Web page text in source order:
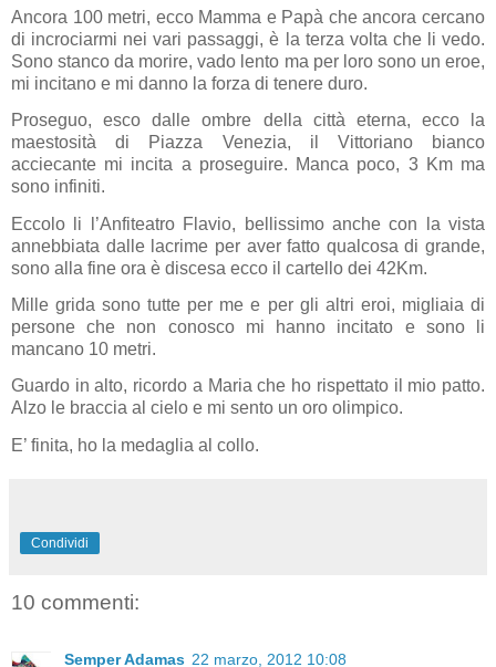
Ancora 100 metri, ecco Mamma e Papà che ancora cercano
di incrociarmi nei vari passaggi, è la terza volta che li vedo.
Sono stanco da morire, vado lento ma per loro sono un eroe,
mi incitano e mi danno la forza di tenere duro.
Proseguo, esco dalle ombre della città eterna, ecco la
maestosità di Piazza Venezia, il Vittoriano bianco
acciecante mi incita a proseguire. Manca poco, 3 Km ma
sono infiniti.
Eccolo li l’Anfiteatro Flavio, bellissimo anche con la vista
annebbiata dalle lacrime per aver fatto qualcosa di grande,
sono alla fine ora è discesa ecco il cartello dei 42Km.
Mille grida sono tutte per me e per gli altri eroi, migliaia di
persone che non conosco mi hanno incitato e sono li
mancano 10 metri.
Guardo in alto, ricordo a Maria che ho rispettato il mio patto.
Alzo le braccia al cielo e mi sento un oro olimpico.
E’ finita, ho la medaglia al collo.
Condividi
10 commenti:
Semper Adamas 22 marzo, 2012 10:08